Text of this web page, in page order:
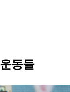
동들